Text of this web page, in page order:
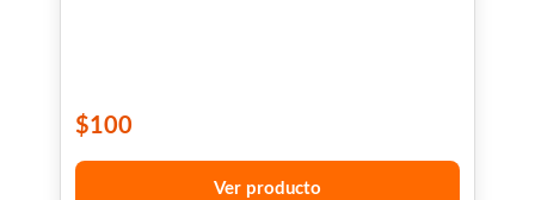
$100
Ver producto